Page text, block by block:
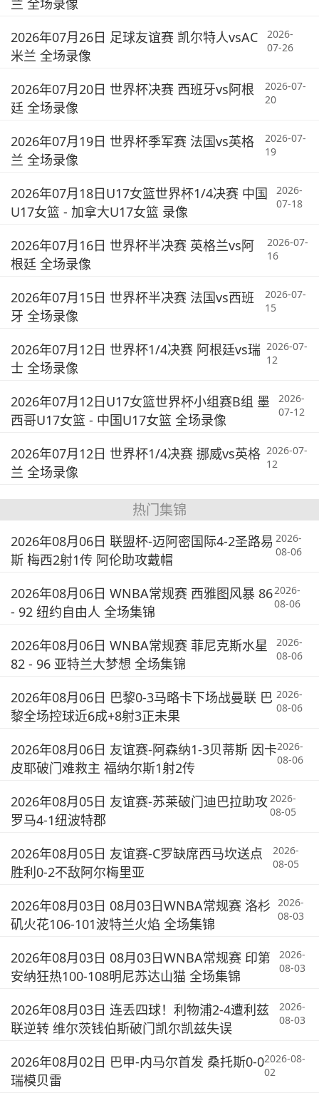
兰 全场录像
2026年07月26日 足球友谊赛 凯尔特人vsAC
米兰 全场录像
2026-
07-26
2026年07月20日 世界杯决赛 西班牙vs阿根
廷 全场录像
2026-07-
20
2026年07月19日 世界杯季军赛 法国vs英格
兰 全场录像
2026-07-
19
2026年07月18日U17女篮世界杯1/4决赛 中国
U17女篮 - 加拿大U17女篮 录像
2026-
07-18
2026年07月16日 世界杯半决赛 英格兰vs阿
根廷 全场录像
2026-07-
16
2026年07月15日 世界杯半决赛 法国vs西班
牙 全场录像
2026-07-
15
2026年07月12日 世界杯1/4决赛 阿根廷vs瑞
士 全场录像
2026-07-
12
2026年07月12日U17女篮世界杯小组赛B组 墨
西哥U17女篮 - 中国U17女篮 全场录像
2026-
07-12
2026年07月12日 世界杯1/4决赛 挪威vs英格
兰 全场录像
2026-07-
12
热门集锦
2026年08月06日 联盟杯-迈阿密国际4-2圣路易
斯 梅西2射1传 阿伦助攻戴帽
2026-
08-06
2026年08月06日 WNBA常规赛 西雅图风暴 86
- 92 纽约自由人 全场集锦
2026-
08-06
2026年08月06日 WNBA常规赛 菲尼克斯水星
82 - 96 亚特兰大梦想 全场集锦
2026-
08-06
2026年08月06日 巴黎0-3马略卡下场战曼联 巴
黎全场控球近6成+8射3正未果
2026-
08-06
2026年08月06日 友谊赛-阿森纳1-3贝蒂斯 因卡
皮耶破门难救主 福纳尔斯1射2传
2026-
08-06
2026年08月05日 友谊赛-苏莱破门迪巴拉助攻
罗马4-1纽波特郡
2026-
08-05
2026年08月05日 友谊赛-C罗缺席西马坎送点
胜利0-2不敌阿尔梅里亚
2026-
08-05
2026年08月03日 08月03日WNBA常规赛 洛杉
矶火花106-101波特兰火焰 全场集锦
2026-
08-03
2026年08月03日 08月03日WNBA常规赛 印第
安纳狂热100-108明尼苏达山猫 全场集锦
2026-
08-03
2026年08月03日 连丢四球！利物浦2-4遭利兹
联逆转 维尔茨钱伯斯破门凯尔凯兹失误
2026-
08-03
2026年08月02日 巴甲-内马尔首发 桑托斯0-0
瑞模贝雷
2026-08-
02